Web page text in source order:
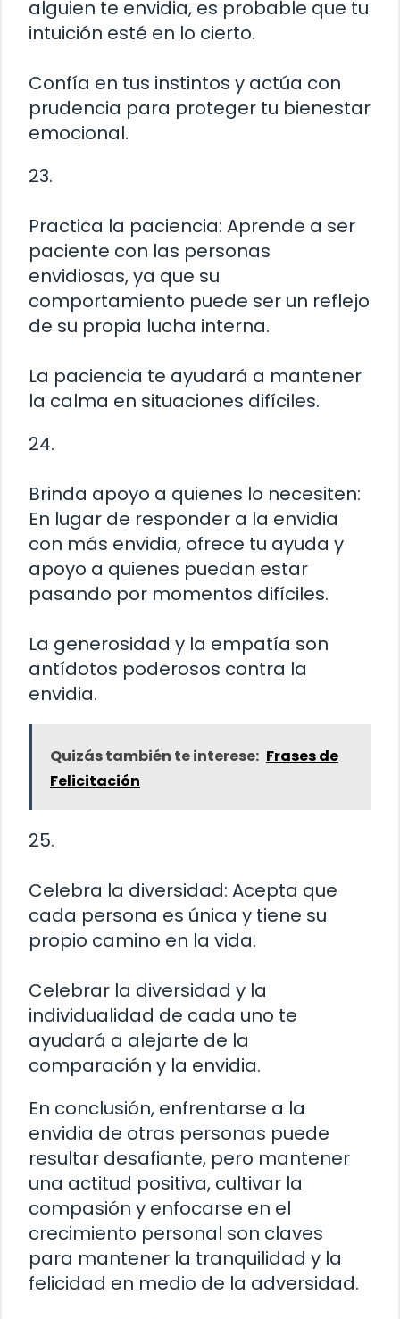
alguien te envidia, es probable que tu
intuición esté en lo cierto.
Confía en tus instintos y actúa con
prudencia para proteger tu bienestar
emocional.
23.
Practica la paciencia: Aprende a ser
paciente con las personas
envidiosas, ya que su
comportamiento puede ser un reflejo
de su propia lucha interna.
La paciencia te ayudará a mantener
la calma en situaciones difíciles.
24.
Brinda apoyo a quienes lo necesiten:
En lugar de responder a la envidia
con más envidia, ofrece tu ayuda y
apoyo a quienes puedan estar
pasando por momentos difíciles.
La generosidad y la empatía son
antídotos poderosos contra la
envidia.
Quizás también te interese: Frases de
Felicitación
25.
Celebra la diversidad: Acepta que
cada persona es única y tiene su
propio camino en la vida.
Celebrar la diversidad y la
individualidad de cada uno te
ayudará a alejarte de la
comparación y la envidia.
En conclusión, enfrentarse a la
envidia de otras personas puede
resultar desafiante, pero mantener
una actitud positiva, cultivar la
compasión y enfocarse en el
crecimiento personal son claves
para mantener la tranquilidad y la
felicidad en medio de la adversidad.